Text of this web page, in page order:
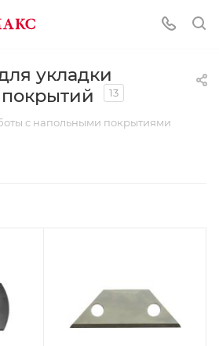
укладки
13
с напольными покрытиями